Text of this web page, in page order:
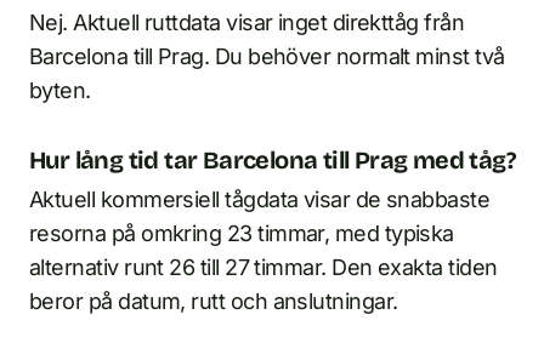
Nej. Aktuell ruttdata visar inget direkttåg från
Barcelona till Prag. Du behöver normalt minst två
byten.
Hur lång tid tar Barcelona till Prag med tåg?
Aktuell kommersiell tågdata visar de snabbaste
resorna på omkring 23 timmar, med typiska
alternativ runt 26 till 27 timmar. Den exakta tiden
beror på datum, rutt och anslutningar.